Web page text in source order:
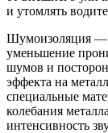
и утомлять
Шумоизоляция —
уменьшение
шумов и
эффекта на
специальные
колебания
интенсивность